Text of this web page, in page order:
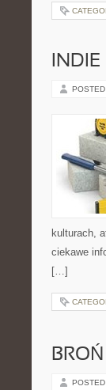
INDIE
kulturach,
ciekawe
[…]